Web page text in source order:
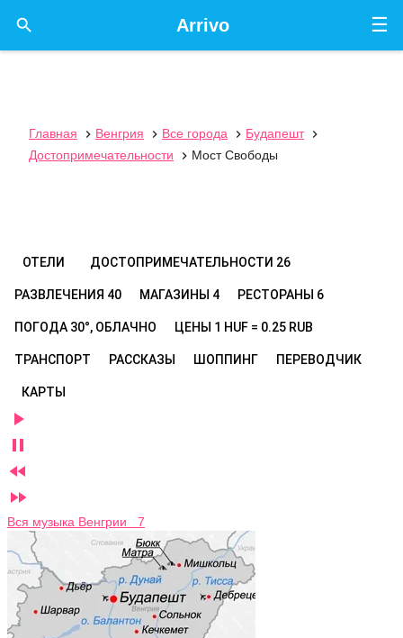
☰
Arrivo

Главная  Венгрия  Все города  Будапешт

Достопримечательности
 Мост Свободы
ОТЕЛИ ДОСТОПРИМЕЧАТЕЛЬНОСТИ 26
РАЗВЛЕЧЕНИЯ 40 МАГАЗИНЫ 4 РЕСТОРАНЫ 6
ПОГОДА 30°, ОБЛАЧНО ЦЕНЫ 1 HUF = 0.25 RUB
ТРАНСПОРТ РАССКАЗЫ ШОППИНГ ПЕРЕВОДЧИК
КАРТЫ




Вся музыка Венгрии 7